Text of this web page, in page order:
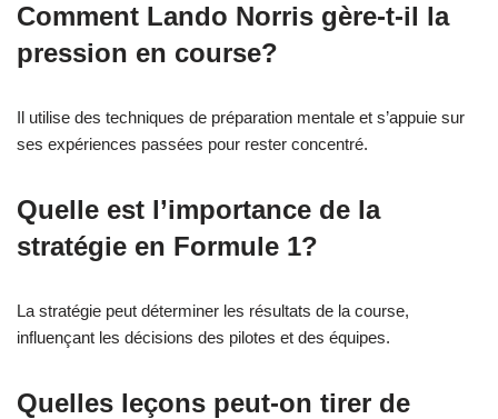
Comment Lando Norris gère-t-il la
pression en course?
Il utilise des techniques de préparation mentale et s’appuie sur
ses expériences passées pour rester concentré.
Quelle est l’importance de la
stratégie en Formule 1?
La stratégie peut déterminer les résultats de la course,
influençant les décisions des pilotes et des équipes.
Quelles leçons peut-on tirer de